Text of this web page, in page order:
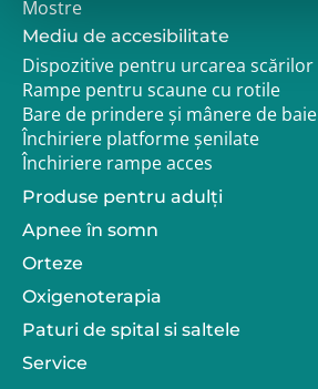
Mostre
Mediu de accesibilitate
Dispozitive pentru urcarea scărilor
Rampe pentru scaune cu rotile
Bare de prindere și mânere de baie
Închiriere platforme șenilate
Închiriere rampe acces
Produse pentru adulţi
Apnee în somn
Orteze
Oxigenoterapia
Paturi de spital si saltele
Service